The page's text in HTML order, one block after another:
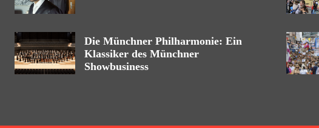
Die Münchner Philharmonie: Ein
Klassiker des Münchner
Showbusiness